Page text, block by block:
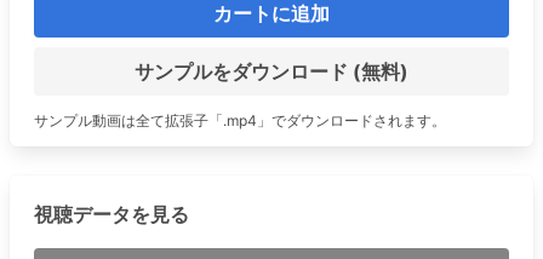
カートに追加
サンプルをダウンロード (無料)
サンプル動画は全て拡張子「.mp4」でダウンロードされます。
視聴データを見る